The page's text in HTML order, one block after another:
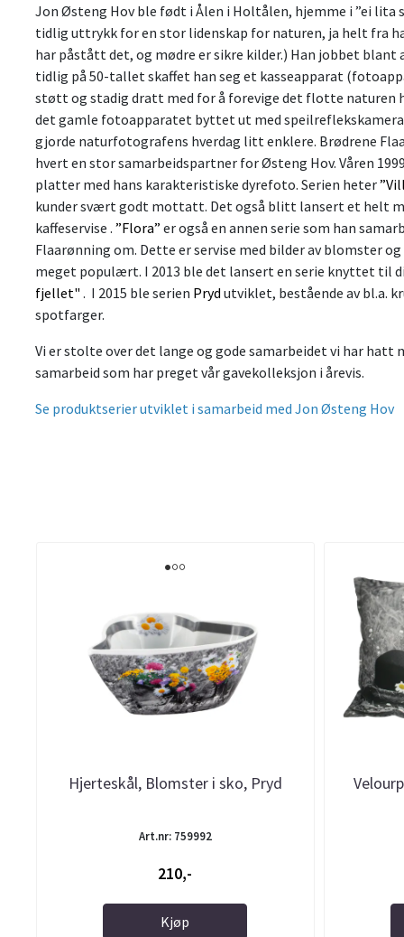
Jon Østeng Hov ble født i Ålen i Holtålen, hjemme i ”ei lita
tidlig uttrykk for en stor lidenskap for naturen, ja helt fra
har påstått det, og mødre er sikre kilder.) Han jobbet
tidlig på 50-tallet skaffet han seg et kasseapparat
støtt og stadig dratt med for å forevige det flotte naturen
det gamle fotoapparatet byttet ut med
gjorde naturfotografens hverdag litt enklere. Brødrene
hvert en stor samarbeidspartner for Østeng Hov. Våren
platter med hans karakteristiske dyrefoto. Serien heter
kunder svært godt mottatt. Det også blitt lansert et helt
kaffeservise . ”Flora” er også en annen serie som han
Flaarønning om. Dette er servise med bilder av blomster
meget populært. I 2013 ble det lansert en serie knyttet til
fjellet" . I 2015 ble serien Pryd utviklet, bestående av bl.a.
spotfarger.
Vi er stolte over det lange og gode samarbeidet vi har hatt
samarbeid som har preget vår gavekolleksjon i årevis.
Se produktserier utviklet i samarbeid med Jon Østeng Hov
Hjerteskål, Blomster i sko, Pryd
Art.nr: 759992
210,-
Kjøp